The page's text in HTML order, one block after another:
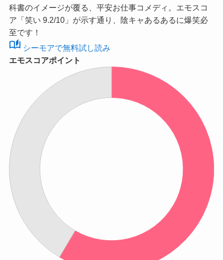
科書のイメージが覆る、平安お仕事コメディ。 エモスコ
ア「笑い 9.2/10」 が示す通り、陰キャあるあるに爆笑必
至です！
auto_stories シーモアで無料試し読み
エモスコアポイント